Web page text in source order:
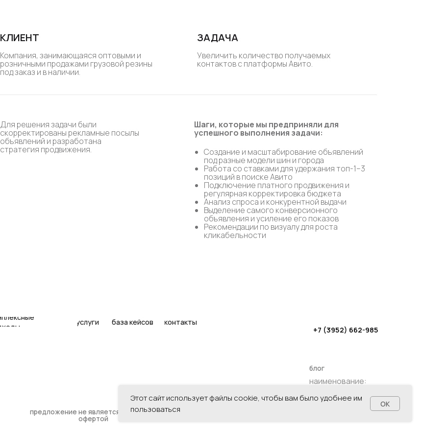
ЗАДАЧА
КЛИЕНТ
Увеличить количество получаемых
контактов с платформы Авито.
Компания, занимающаяся оптовыми и
розничными продажами грузовой резины
под заказ и в наличии.
Шаги, которые мы предприняли для
успешного выполнения задачи:
Создание и масштабирование объявлений
под разные модели шин и города
Работа со ставками для удержания топ-1–3
позиций в поиске Авито
Подключение платного продвижения и
регулярная корректировка бюджета
Анализ спроса и конкурентной выдачи
Выделение самого конверсионного
объявления и усиление его показов
Рекомендации по визуалу для роста
кликабельности
Для решения задачи были
скорректированы рекламные посылы
объявлений и разработана
стратегия продвижения.
+7 (3952) 662-985
Этот сайт использует файлы cookie, чтобы вам было удобнее им
пользоваться
OK